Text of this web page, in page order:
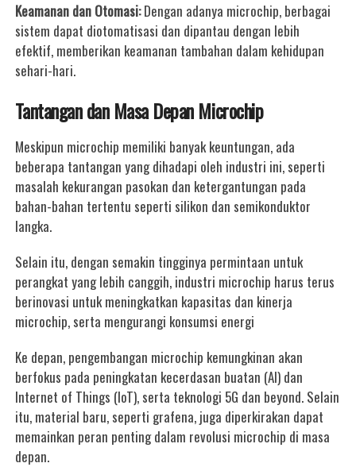
Keamanan dan Otomasi:Dengan adanya microchip, berbagai
sistem dapat diotomatisasi dan dipantau dengan lebih
efektif, memberikan keamanan tambahan dalam kehidupan
sehari-hari.
Tantangan dan Masa Depan Microchip
Meskipun microchip memiliki banyak keuntungan, ada
beberapa tantangan yang dihadapi oleh industri ini, seperti
masalah kekurangan pasokan dan ketergantungan pada
bahan-bahan tertentu seperti silikon dan semikonduktor
langka.
Selain itu, dengan semakin tingginya permintaan untuk
perangkat yang lebih canggih, industri microchip harus terus
berinovasi untuk meningkatkan kapasitas dan kinerja
microchip, serta mengurangi konsumsi energi
Ke depan, pengembangan microchip kemungkinan akan
berfokus pada peningkatan kecerdasan buatan (AI) dan
Internet of Things (IoT), serta teknologi 5G dan beyond. Selain
itu, material baru, seperti grafena, juga diperkirakan dapat
memainkan peran penting dalam revolusi microchip di masa
depan.